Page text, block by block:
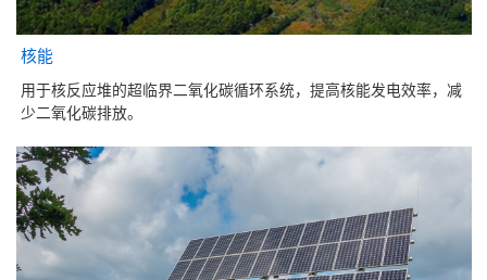
核能
用于核反应堆的超临界二氧化碳循环系统，提高核能发电效率，减
少二氧化碳排放。